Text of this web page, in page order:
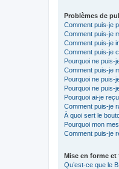
Problèmes de
Comment puis-je
Comment puis-je
Comment puis-je
Comment puis-je
Pourquoi ne puis-
Comment puis-je
Pourquoi ne puis-
Pourquoi ne puis-
Pourquoi ai-je
Comment puis-je
À quoi sert le
Pourquoi mon
Comment puis-je
Mise en forme
Qu’est-ce que le